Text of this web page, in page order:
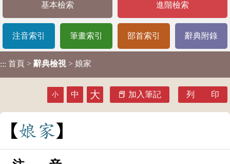
基本檢索 進階檢索
注音索引 筆畫索引 部首索引 辭典附錄
::: 首頁 > 辭典檢視 > 娘家
小 中 大 加入筆記 列 印
娘 家